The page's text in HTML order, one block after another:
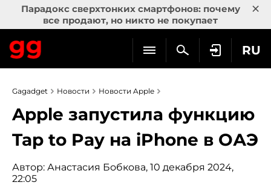
Парадокс сверхтонких смартфонов: почему
все продают, но никто не покупает
×
RU
Gagadget Новости Новости Apple
Apple запустила функцию
Tap to Pay на iPhone в ОАЭ
Автор: Анастасия Бобкова, 10 декабря 2024,
22:05